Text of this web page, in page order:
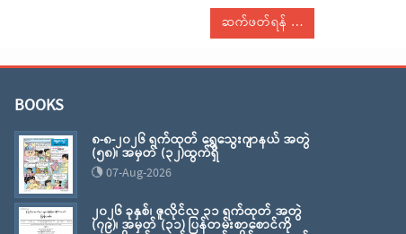
ဆက်ဖတ်ရန်
BOOKS
၈-၈-၂၀၂၆ ရက်ထုတ် ရွှေသွေးဂျာနယ် အတွဲ
(၅၈)၊ အမှတ် (၃၂)ထွက်ရှိ
07-Aug-2026
၂၀၂၆ ခုနှစ်၊ ဇူလိုင်လ ၃၁ ရက်ထုတ် အတွဲ
(၇၉)၊ အမှတ် (၃၁) ပြန်တမ်းစာစောင်ကို